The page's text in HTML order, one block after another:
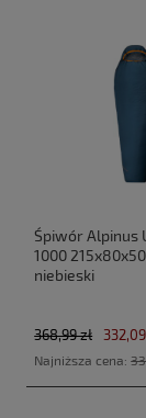
Śpiwór Alpinus
1000
niebieski
368,99 zł
Najniższa cena: